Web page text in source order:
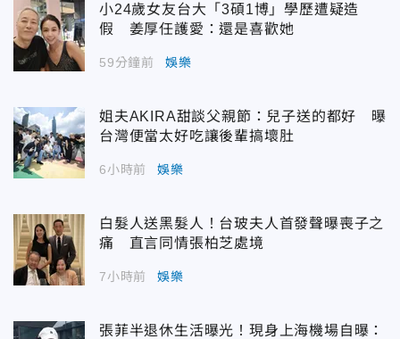
小24歲女友台大「3碩1博」學歷遭疑造
假 姜厚任護愛：還是喜歡她
59分鐘前 娛樂
姐夫AKIRA甜談父親節：兒子送的都好 曝
台灣便當太好吃讓後輩搞壞肚
6小時前 娛樂
白髮人送黑髮人！台玻夫人首發聲曝喪子之
痛 直言同情張柏芝處境
7小時前 娛樂
張菲半退休生活曝光！現身上海機場自曝：